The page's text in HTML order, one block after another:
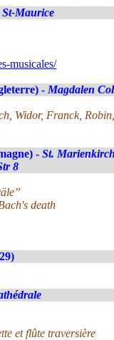
St-Maurice
musicales/
- Magdalen
Widor, Franck,
- St.
8
death
et flûte traversière